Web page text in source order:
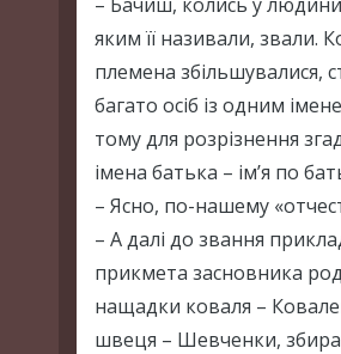
яким її називали, звали.
племена збільшувалися,
багато осіб із одним
тому для розрізнення
імена батька – ім’я по
– Ясно, по-нашему
– А далі до звання
прикмета засновника
нащадки коваля –
швеця – Шевченки,